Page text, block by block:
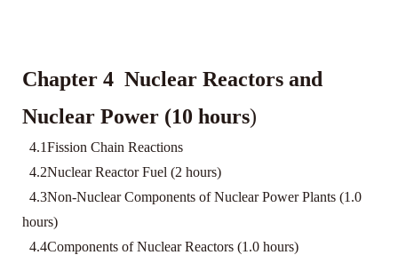
Chapter 4 Nuclear Reactors and
Nuclear Power (10 hours)
4.1Fission Chain Reactions
4.2Nuclear Reactor Fuel (2 hours)
4.3Non-Nuclear Components of Nuclear Power Plants (1.0
hours)
4.4Components of Nuclear Reactors (1.0 hours)